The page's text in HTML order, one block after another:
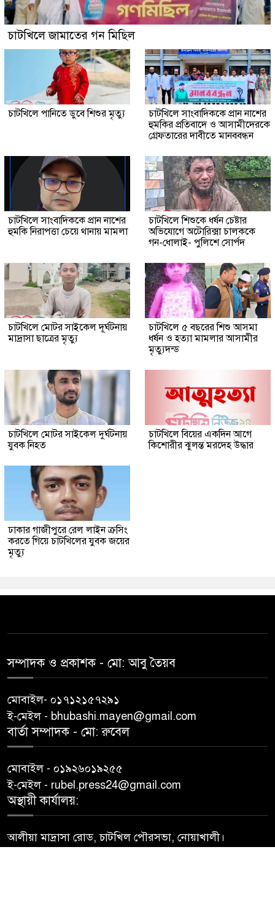
চাটখিলে জামাতের গন মিছিল
চাটখিলে পানিতে ডুবে শিশুর মৃত্যু
চাটখিলে সাংবাদিককে প্রান নাশের
হুমকির প্রতিবাদে ও আসামীদেরকে
গ্রেফতারের দাবীতে মানববন্ধন
চাটখিলে সাংবাদিককে প্রান নাশের
হুমকি নিরাপত্তা চেয়ে থানায় মামলা
চাটখিলে শিশুকে ধর্ষন চেষ্টার
অভিযোগে অটোরিক্সা চালককে
গন-ধোলাই- পুলিশে সোর্পদ
চাটখিলে মোটর সাইকেল দূর্ঘটনায়
মাদ্রাসা ছাত্রের মৃত্যু
চাটখিলে ৫ বছরের শিশু আসমা
ধর্ষন ও হত্যা মামলার আসামীর
মৃত্যুদন্ড
চাটখিলে মোটর সাইকেল দুর্ঘটনায়
যুবক নিহত
চাটখিলে বিয়ের একদিন আগে
কিশোরীর ঝুলন্ত মরদেহ উদ্ধার
ঢাকার গাজীপুরে রেল লাইন ক্রসিং
করতে গিয়ে চাটখিলের যুবক জয়ের
মৃত্যু
সম্পাদক ও প্রকাশক -‌ মো: আবু‌ তৈয়ব
মোবাইল- ০১৭১২১৫৭২৯১
ই-মেইল - bhubashi.mayen@gmail.com
বার্তা সম্পাদক - মো: রু‌বেল
মোবাইল - ০১৯২৬০১৯২৫৫
ই-মেইল - rubel.press24@gmail.com
অস্থায়ী কার্যালয়:
আলীয়া মাদ্রাসা রোড, চাটখিল পৌরসভা, নোয়াখালী।